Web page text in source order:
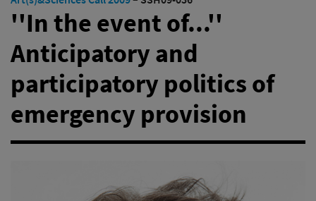
''In the event of...''
Anticipatory and
participatory politics of
emergency provision